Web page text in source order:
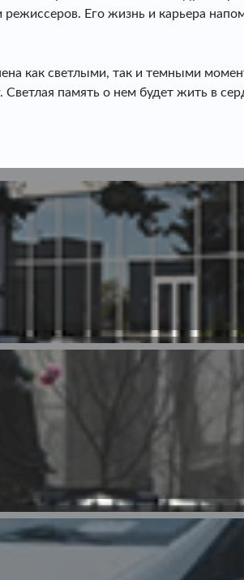
Его жизнь и карьера
как светлыми, так и темными
Светлая память о нем будет жить в